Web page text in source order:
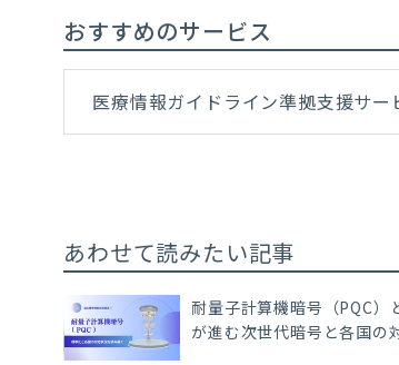
おすすめのサービス
医療情報ガイドライン準拠支援サー
あわせて読みたい記事
耐量子計算機暗号（PQC）
が進む次世代暗号と各国の